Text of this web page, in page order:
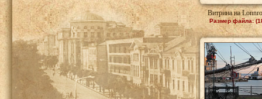
Витрина на
Размер файла: